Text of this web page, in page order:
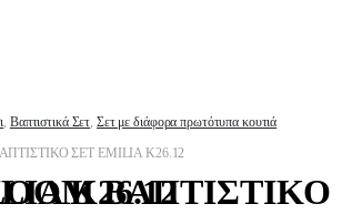
, Βαπτιστικά Σετ, Σετ με διάφορα πρωτότυπα κουτιά
ΣΕΤ EMILIA Κ26.12
ΣΕΤ EMILIA Κ26.12